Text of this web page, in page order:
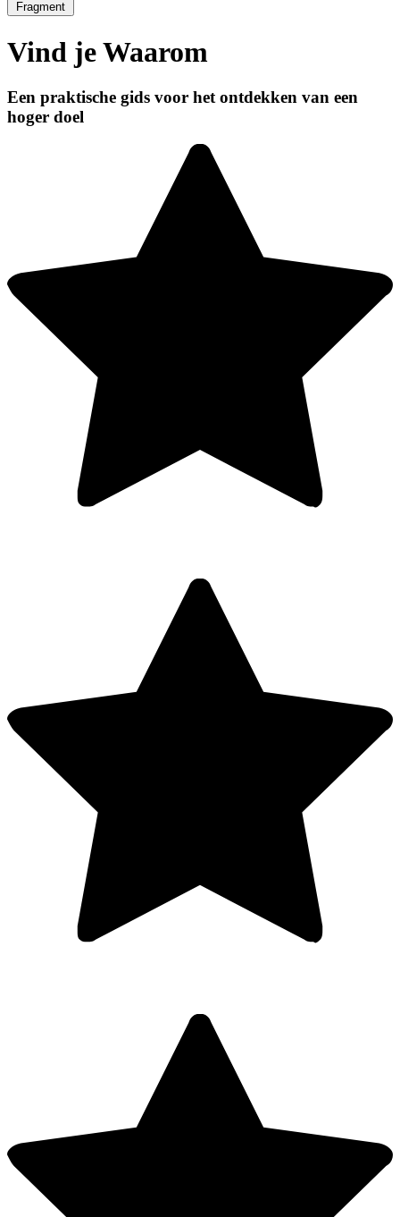
Fragment
Vind je Waarom
Een praktische gids voor het ontdekken van een
hoger doel